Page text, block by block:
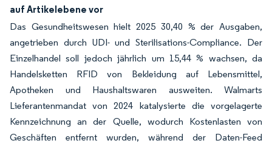
auf Artikelebene vor
Das Gesundheitswesen hielt 2025 30,40 % der Ausgaben,
angetrieben durch UDI- und Sterilisations-Compliance. Der
Einzelhandel soll jedoch jährlich um 15,44 % wachsen, da
Handelsketten RFID von Bekleidung auf Lebensmittel,
Apotheken und Haushaltswaren ausweiten. Walmarts
Lieferantenmandat von 2024 katalysierte die vorgelagerte
Kennzeichnung an der Quelle, wodurch Kostenlasten von
Geschäften entfernt wurden, während der Daten-Feed